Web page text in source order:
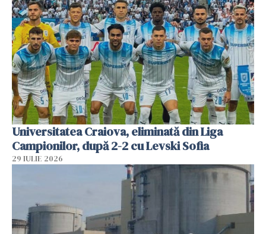
Universitatea Craiova, eliminată din Liga
Campionilor, după 2-2 cu Levski Sofia
29 IULIE 2026